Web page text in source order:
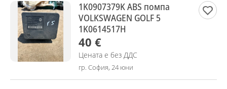
1K0907379K ABS помпа
VOLKSWAGEN GOLF 5
1K0614517H
40 €
Цената е без ДДС
гр. София, 24 юни